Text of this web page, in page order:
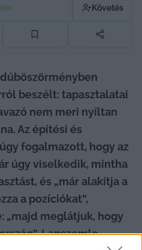
Követés
beszélt: tapasztalatai
nem meri nyíltan
Az építési és
fogalmazott, hogy az
úgy viselkedik, mintha
és „már alakítja a
a pozíciókat”,
„majd meglátjuk, hogy
Lapszemle.